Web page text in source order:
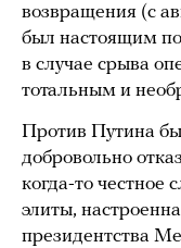
возвращения (с
был настоящим
в случае срыва
тотальным и
Против Путина
добровольно
когда-то честное
элиты,
президентства